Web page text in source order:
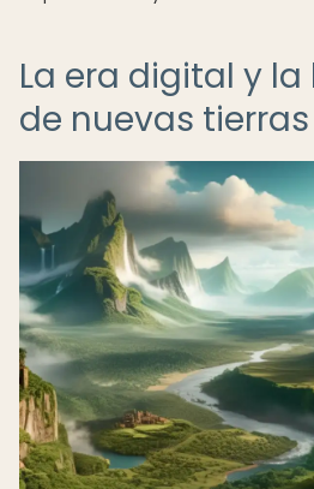
La era digital y
de nuevas tierras